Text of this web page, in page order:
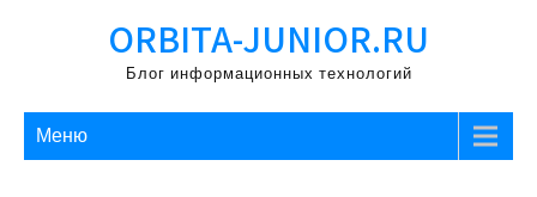
ORBITA-JUNIOR.RU
Блог информационных технологий
Меню